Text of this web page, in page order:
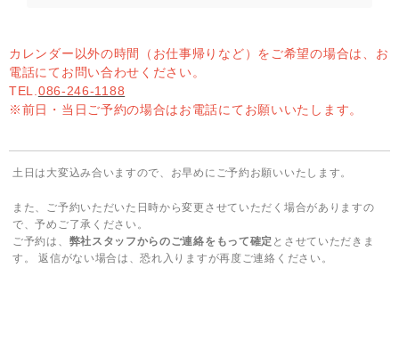
カレンダー以外の時間（お仕事帰りなど）をご希望の場合は、お
電話にてお問い合わせください。
TEL. 086-246-1188
※前日・当日ご予約の場合はお電話にてお願いいたします。
土日は大変込み合いますので、お早めにご予約お願いいたします。
また、ご予約いただいた日時から変更させていただく場合がありますの
で、予めご了承ください。
ご予約は、 弊社スタッフからのご連絡をもって確定 とさせていただきま
す。 返信がない場合は、恐れ入りますが再度ご連絡ください。